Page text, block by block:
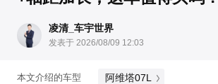
凌清_车宇世界
发表于 2026/08/09 12:03
本文介绍的车型 阿维塔07L